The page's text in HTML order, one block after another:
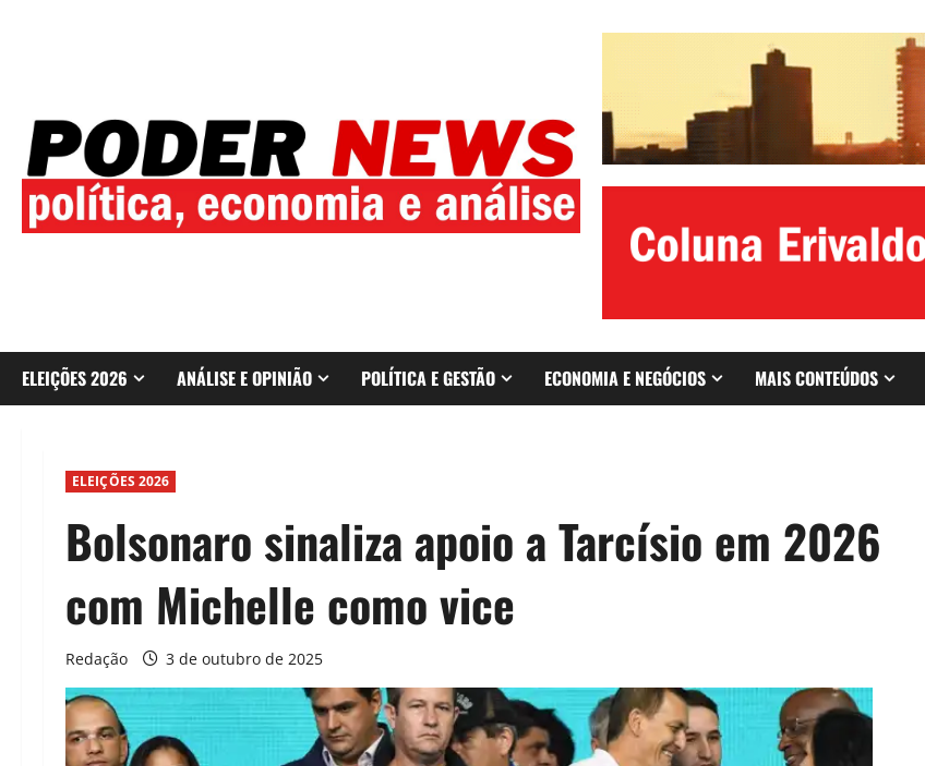
ELEIÇÕES 2026 ANÁLISE E OPINIÃO POLÍTICA E GESTÃO ECONOMIA E NEGÓCIOS MAIS CONTEÚDOS
ELEIÇÕES 2026
Bolsonaro sinaliza apoio a Tarcísio em 2026
com Michelle como vice
Redação 3 de outubro de 2025